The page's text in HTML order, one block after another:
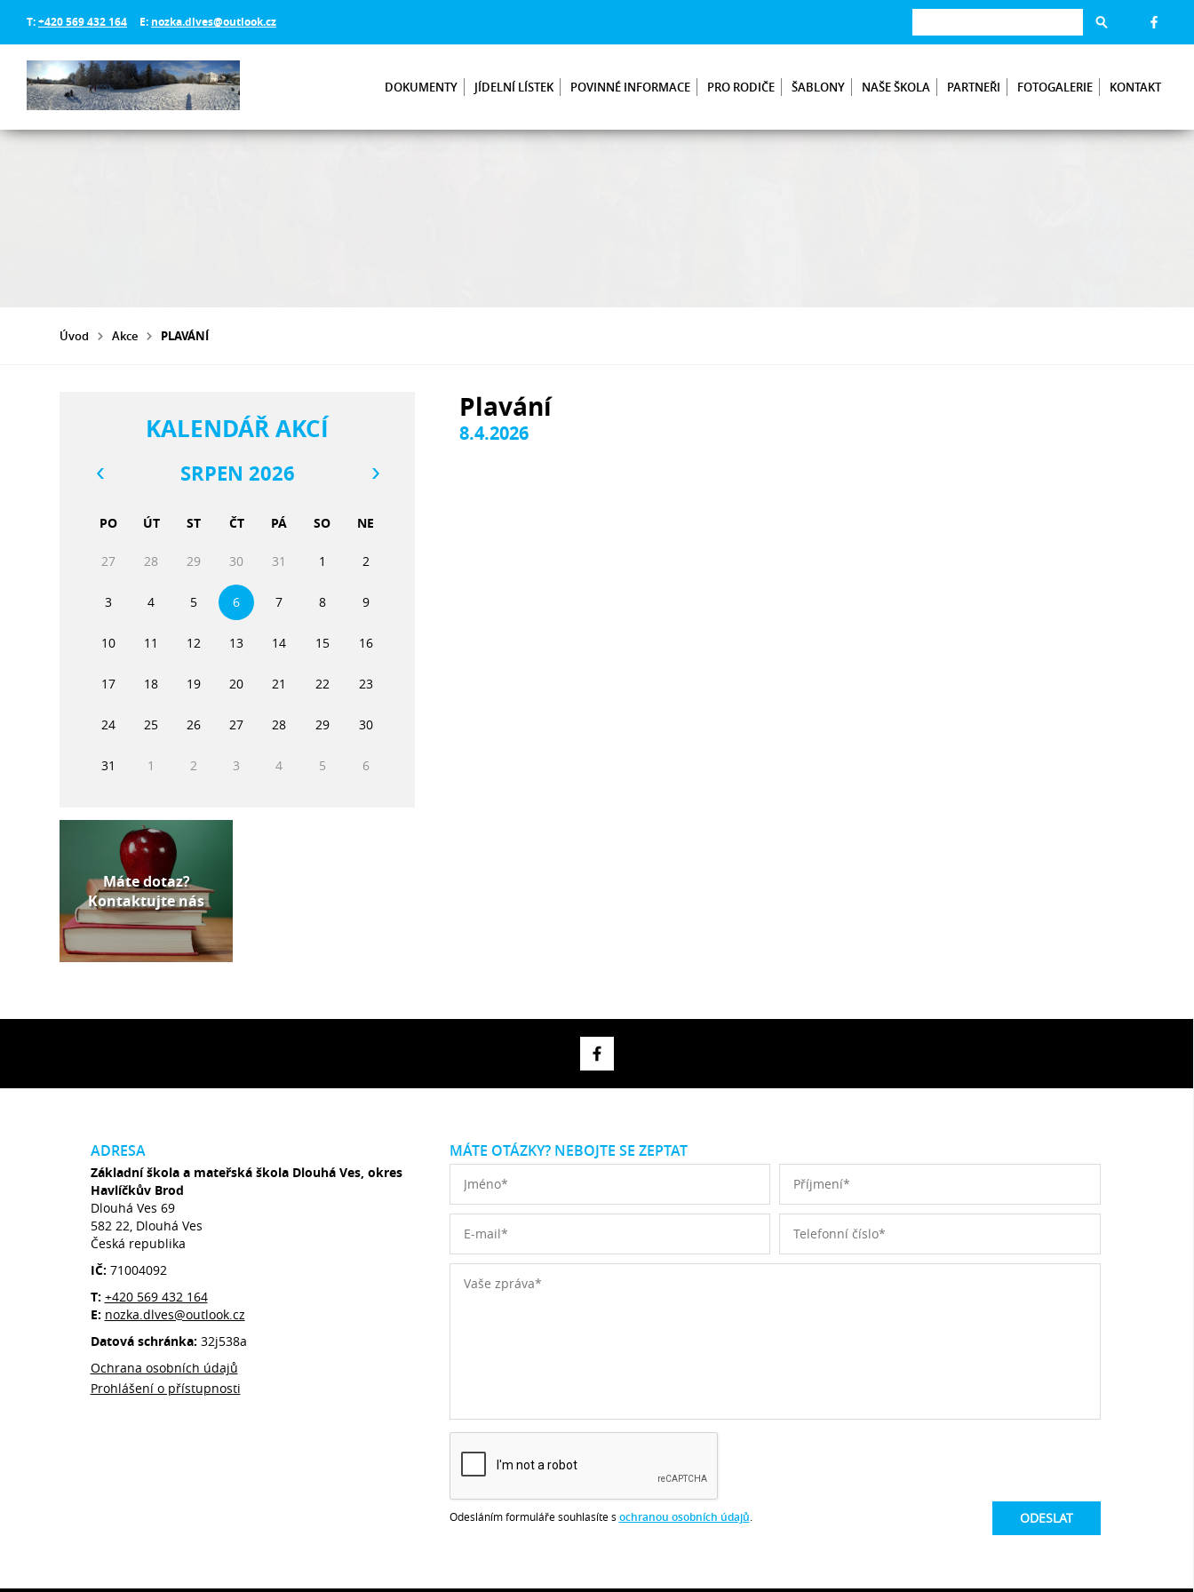
T:+420 569 432 164 E: nozka.dlves@outlook.cz
DOKUMENTY JÍDELNÍ LÍSTEK POVINNÉ INFORMACE PRO RODIČE ŠABLONY NAŠE ŠKOLA PARTNEŘI FOTOGALERIE KONTAKT
Úvod Akce PLAVÁNÍ
Plavání
8.4.2026
KALENDÁŘ AKCÍ
SRPEN 2026
PO ÚT ST ČT PÁ SO NE
27 28 29 30 31 1 2
3 4 5 6 7 8 9
10 11 12 13 14 15 16
17 18 19 20 21 22 23
24 25 26 27 28 29 30
31 1 2 3 4 5 6
Máte dotaz?
Kontaktujte nás
ADRESA
Základní škola a mateřská škola Dlouhá Ves, okres
Havlíčkův Brod
Dlouhá Ves 69
582 22, Dlouhá Ves
Česká republika
IČ: 71004092
T: +420 569 432 164
E: nozka.dlves@outlook.cz
Datová schránka: 32j538a
Ochrana osobních údajů
Prohlášení o přístupnosti
MÁTE OTÁZKY? NEBOJTE SE ZEPTAT
Odesláním formuláře souhlasíte s ochranou osobních údajů